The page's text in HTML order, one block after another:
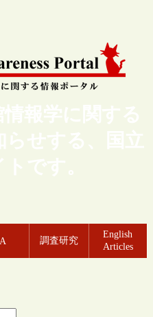
報学に関する
せする、国立
です。
調査研究
English
Articles